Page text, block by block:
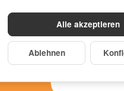
Alle akzeptieren
Ablehnen